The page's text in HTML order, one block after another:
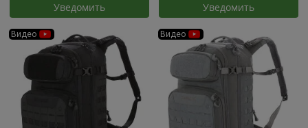
Уведомить Уведомить
Видео Видео